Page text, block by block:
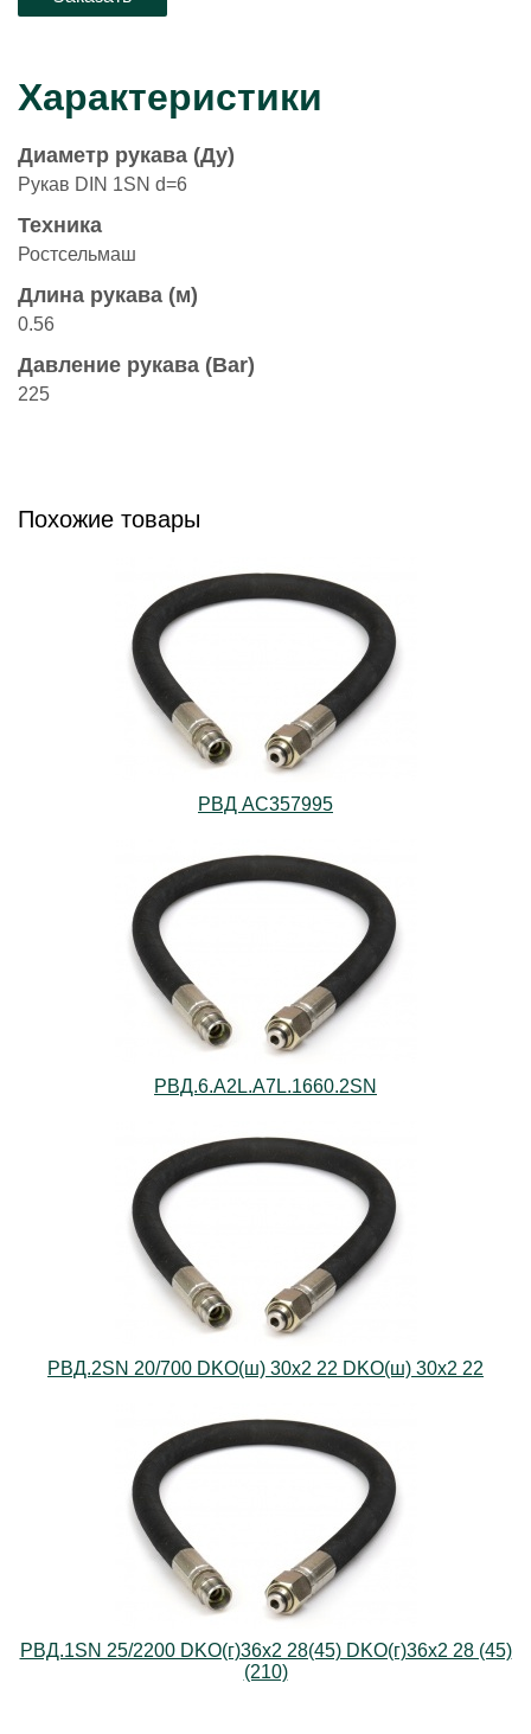
Характеристики
Диаметр рукава (Ду)
Рукав DIN 1SN d=6
Техника
Ростсельмаш
Длина рукава (м)
0.56
Давление рукава (Bar)
225
Похожие товары
РВД AС357995
РВД.6.А2L.А7L.1660.2SN
РВД.2SN 20/700 DKO(ш) 30х2 22 DKO(ш) 30х2 22
РВД.1SN 25/2200 DKO(г)36х2 28(45) DKO(г)36х2 28 (45)
(210)